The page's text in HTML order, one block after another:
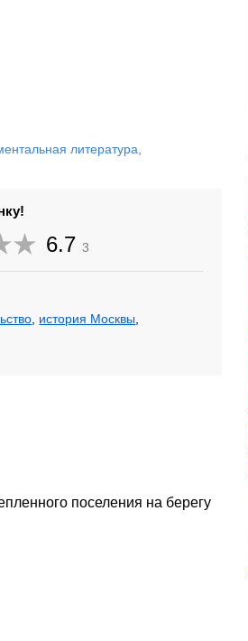
литература
6.7 3
история Москвы
поселения на берегу